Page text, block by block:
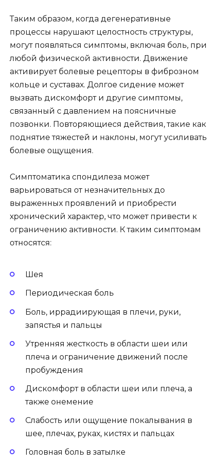
Таким образом, когда дегенеративные
процессы нарушают целостность структуры,
могут появляться симптомы, включая боль, при
любой физической активности. Движение
активирует болевые рецепторы в фиброзном
кольце и суставах. Долгое сидение может
вызвать дискомфорт и другие симптомы,
связанный с давлением на поясничные
позвонки. Повторяющиеся действия, такие как
поднятие тяжестей и наклоны, могут усиливать
болевые ощущения.
Симптоматика спондилеза может
варьироваться от незначительных до
выраженных проявлений и приобрести
хронический характер, что может привести к
ограничению активности. К таким симптомам
относятся:
Шея
Периодическая боль
Боль, иррадиирующая в плечи, руки,
запястья и пальцы
Утренняя жесткость в области шеи или
плеча и ограничение движений после
пробуждения
Дискомфорт в области шеи или плеча, а
также онемение
Слабость или ощущение покалывания в
шее, плечах, руках, кистях и пальцах
Головная боль в затылке